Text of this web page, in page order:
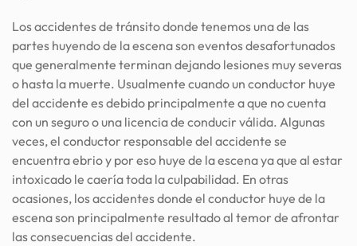
Los accidentes de tránsito donde tenemos una de las
partes huyendo de la escena son eventos desafortunados
que generalmente terminan dejando lesiones muy severas
o hasta la muerte. Usualmente cuando un conductor huye
del accidente es debido principalmente a que no cuenta
con un seguro o una licencia de conducir válida. Algunas
veces, el conductor responsable del accidente se
encuentra ebrio y por eso huye de la escena ya que al estar
intoxicado le caería toda la culpabilidad. En otras
ocasiones, los accidentes donde el conductor huye de la
escena son principalmente resultado al temor de afrontar
las consecuencias del accidente.